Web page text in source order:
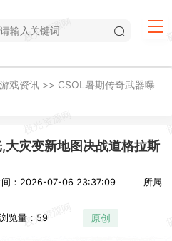
游戏资讯 >> CSOL暑期传奇武器曝
大灾变新地图决战道格拉斯
间：2026-07-06 23:37:09 所属
浏览量：59 原创